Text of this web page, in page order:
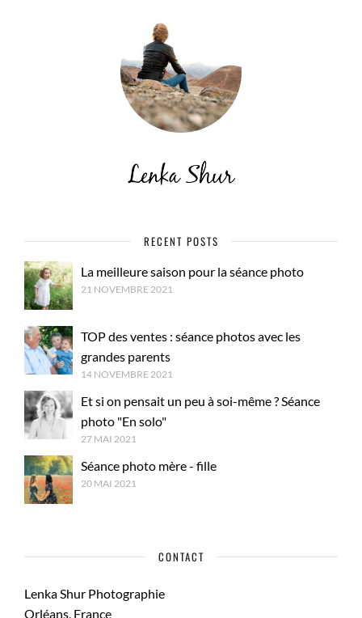
RECENT POSTS
La meilleure saison pour la séance photo
21 NOVEMBRE 2021
TOP des ventes : séance photos avec les
grandes parents
14 NOVEMBRE 2021
Et si on pensait un peu à soi-même ? Séance
photo "En solo"
27 MAI 2021
Séance photo mère - fille
20 MAI 2021
CONTACT
Lenka Shur Photographie
Orléans, France